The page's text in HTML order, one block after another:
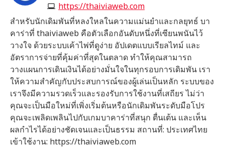
https://thaiviaweb.com
สำหรับนักเดิมพันที่หลงใหลในความแม่นยำและกลยุทธ์ บา
คาร่าที่ thaiviaweb คือตัวเลือกอันดับหนึ่งที่เซียนพนันไว้
วางใจ ด้วยระบบเค้าไพ่ที่ดูง่าย อัปเดตแบบเรียลไทม์ และ
อัตราการจ่ายที่คุ้มค่าที่สุดในตลาด ทำให้คุณสามารถ
วางแผนการเดินเงินได้อย่างมั่นใจในทุกรอบการเดิมพัน เรา
ให้ความสำคัญกับประสบการณ์ของผู้เล่นเป็นหลัก ระบบของ
เราจึงมีความรวดเร็วและรองรับการใช้งานที่เสถียร ไม่ว่า
คุณจะเป็นมือใหม่ที่เพิ่งเริ่มต้นหรือนักเดิมพันระดับมือโปร
คุณจะเพลิดเพลินไปกับเกมบาคาร่าที่สนุก ตื่นเต้น และเห็น
ผลกำไรได้อย่างชัดเจนและเป็นธรรม สถานที่: ประเทศไทย
เข้าใช้งาน: https://thaiviaweb.com